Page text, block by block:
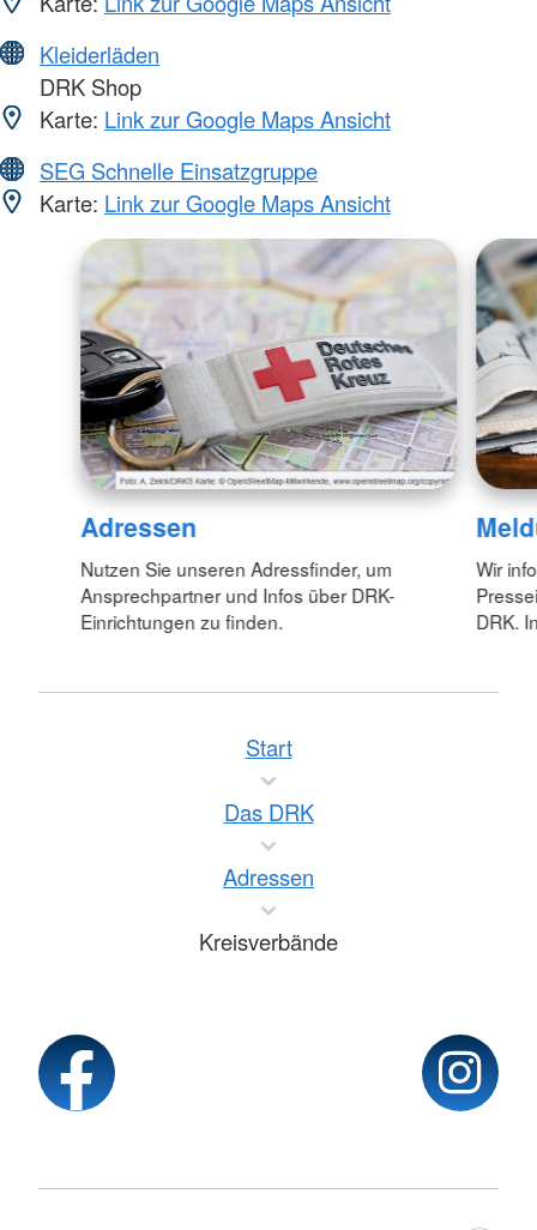
Kleiderläden
DRK Shop
Karte: Link zur Google Maps Ansicht
SEG Schnelle Einsatzgruppe
Karte: Link zur Google Maps Ansicht
Adressen
Nutzen Sie unseren Adressfinder, um
Ansprechpartner und Infos über DRK-
Einrichtungen zu finden.
Wir
DRK.
Start
Das DRK
Adressen
Kreisverbände